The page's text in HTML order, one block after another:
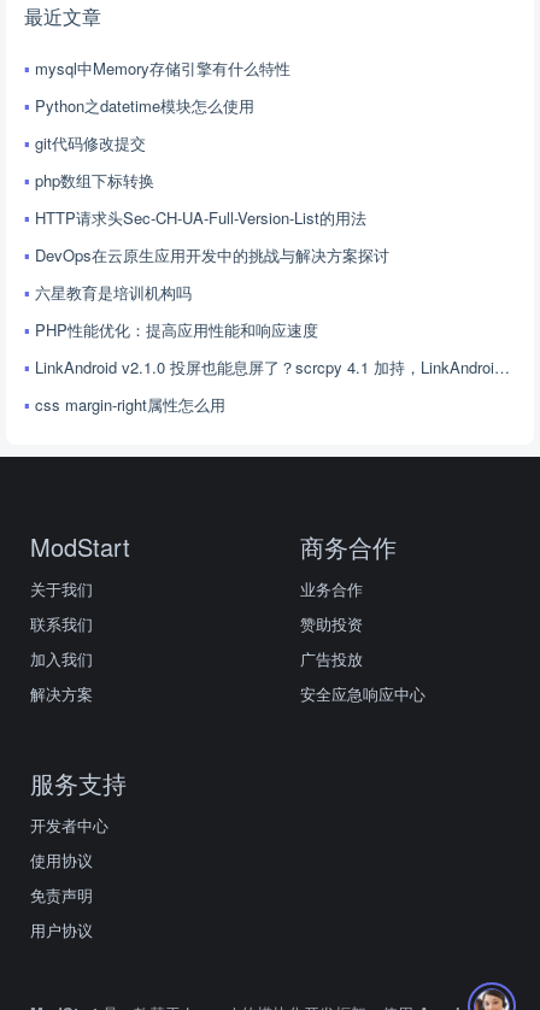
最近文章
mysql中Memory存储引擎有什么特性
Python之datetime模块怎么使用
git代码修改提交
php数组下标转换
HTTP请求头Sec-CH-UA-Full-Version-List的用法
DevOps在云原生应用开发中的挑战与解决方案探讨
六星教育是培训机构吗
PHP性能优化：提高应用性能和响应速度
LinkAndroid v2.1.0 投屏也能息屏了？scrcpy 4.1 加持，LinkAndroid 让屏幕控制更随心
css margin-right属性怎么用
ModStart
关于我们
联系我们
加入我们
解决方案
商务合作
业务合作
赞助投资
广告投放
安全应急响应中心
服务支持
开发者中心
使用协议
免责声明
用户协议